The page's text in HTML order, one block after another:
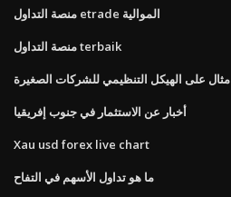
منصة التداول etrade الموالية
منصة التداول terbaik
مثال على الهيكل التنظيمي للشركات الصغيرة
أخبار عن الاستثمار في جنوب إفريقيا
Xau usd forex live chart
ما هو تداول الأسهم في التفاح